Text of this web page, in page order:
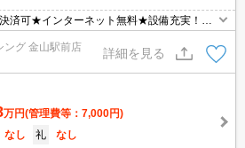
済可★インターネット無料★設備充実！
ーも徒歩圏内にあって便利な立地です！諸
わせください♪
ング 金山駅前店
詳細を見る
万円(管理費等：7,000円)
なし 礼
なし